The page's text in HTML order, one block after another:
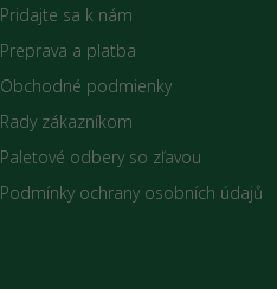
Pridajte sa k nám
Preprava a platba
Obchodné podmienky
Rady zákazníkom
Paletové odbery so zľavou
Podmínky ochrany osobních údajů